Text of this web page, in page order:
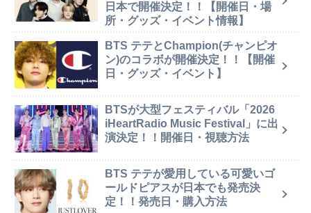
日本で開催決定！！【開催日・場
所・グッズ・イベント情報】
BTS テテとChampion(チャンピオ
ン)のコラボが開催決定！！【開催
日・グッズ・イベント】
BTSが大型フェスティバル「2026
iHeartRadio Music Festival」に出
演決定！！開催日・視聴方法
BTS テテが愛用している可愛いゴ
ールドピアスが日本でも発売決
定！！発売日・購入方法